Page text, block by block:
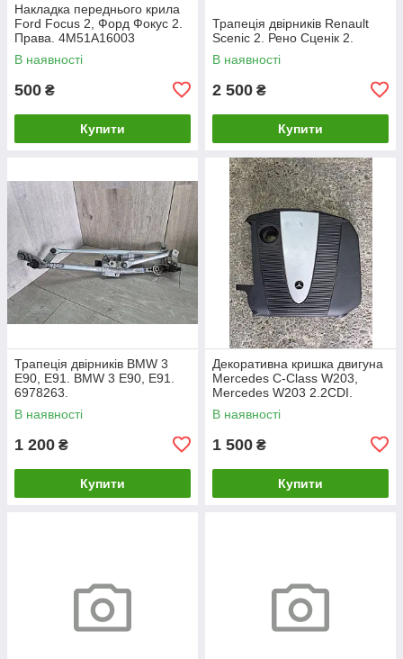
Накладка переднього крила
Ford Focus 2, Форд Фокус 2.
Права. 4M51A16003
В наявності
500 ₴
Купити
Трапеція двірників Renault
Scenic 2. Рено Сценік 2.
В наявності
2 500 ₴
Купити
Трапеція двірників BMW 3
E90, E91. BMW 3 Е90, Е91.
6978263.
В наявності
1 200 ₴
Купити
Декоративна кришка двигуна
Mercedes C-Class W203,
Mercedes W203 2.2CDI.
A6460100467.
В наявності
1 500 ₴
Купити